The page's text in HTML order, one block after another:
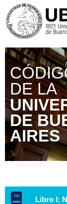
DE LA
DE
AIRES
Libro I: